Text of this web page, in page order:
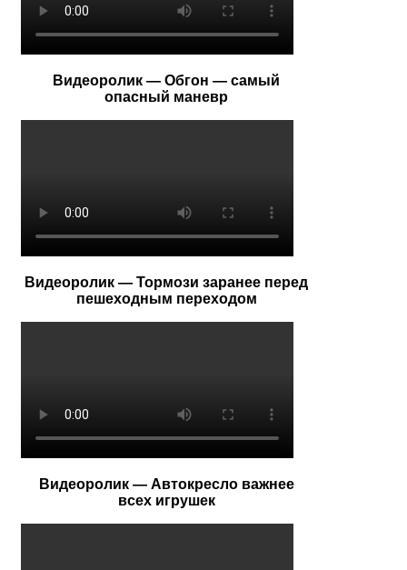
Видеоролик — Обгон — самый
опасный маневр
Видеоролик — Тормози заранее перед
пешеходным переходом
Видеоролик — Автокресло важнее
всех игрушек